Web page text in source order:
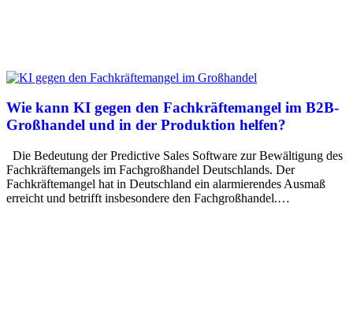
Wie kann KI gegen den Fachkräftemangel im B2B-
Großhandel und in der Produktion helfen?
Die Bedeutung der Predictive Sales Software zur Bewältigung des
Fachkräftemangels im Fachgroßhandel Deutschlands. Der
Fachkräftemangel hat in Deutschland ein alarmierendes Ausmaß
erreicht und betrifft insbesondere den Fachgroßhandel.…